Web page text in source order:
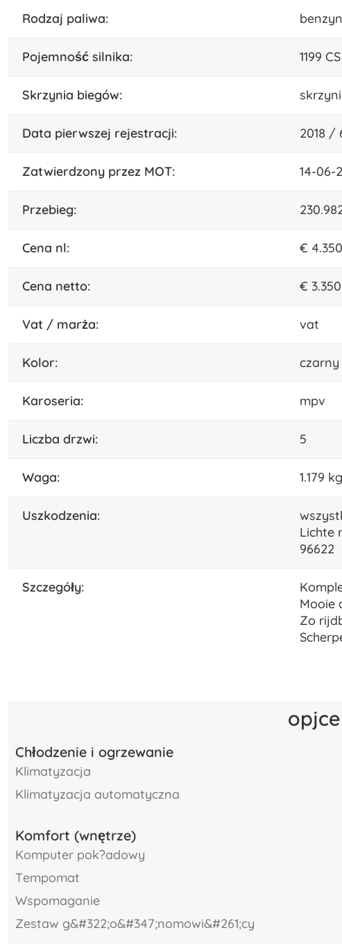
rodzaj paliwa:
pojemność silnika: 1199 CS
skrzynia biegów:
data pierwszej rejestracji: 2018 /
Zatwierdzony przez MOT: 14-06-
przebieg:
cena nl: €
cena netto: € 3.350
vat / marża: vat
kolor: czarny
karoseria: mpv
liczba drzwi: 5
waga: 1.179 kg
uszkodzenia:
Lichte
96622
szczegóły:
Mooie
Zo
opjce
Chłodzenie i ogrzewanie
klimatyzacja
klimatyzacja automatyczna
Komfort (wnętrze)
komputer pok?adowy
tempomat
wspomaganie
zestaw g&#322;o&#347;nomowi&#261;cy